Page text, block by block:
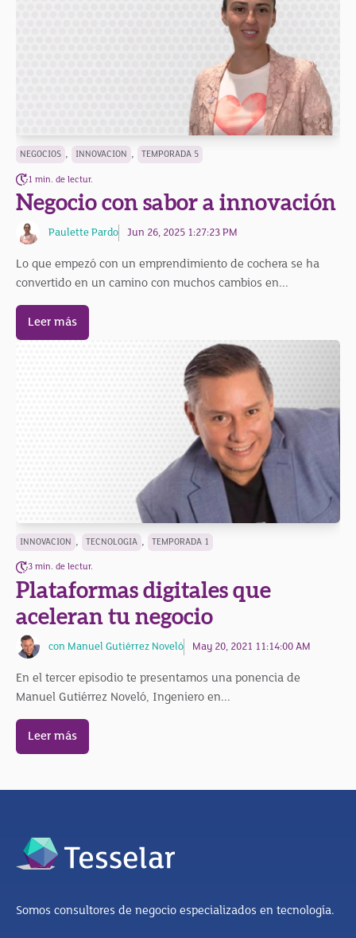
NEGOCIOS , INNOVACION , TEMPORADA 5
1 min. de lectur.
Negocio con sabor a innovación
Paulette Pardo Jun 26, 2025 1:27:23 PM
Lo que empezó con un emprendimiento de cochera se ha
convertido en un camino con muchos cambios en...
Leer más
INNOVACION , TECNOLOGIA , TEMPORADA 1
3 min. de lectur.
Plataformas digitales que
aceleran tu negocio
con Manuel Gutiérrez Noveló May 20, 2021 11:14:00 AM
En el tercer episodio te presentamos una ponencia de
Manuel Gutiérrez Noveló, Ingeniero en...
Leer más
Somos consultores de negocio especializados en tecnología.